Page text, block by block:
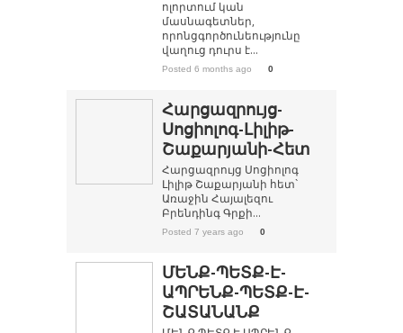
ոլորտում կան
մասնագետներ,
որոնցգործունեությունը
վաղուց դուրս է...
Posted 6 months ago 0
Հարցազրույց-
Սոցիոլոգ-Լիլիթ-
Շաքարյանի-Հետ
Հարցազրույց Սոցիոլոգ
Լիլիթ Շաքարյանի հետ`
Առաջին Հայալեզու
Բրենդինգ Գրքի...
Posted 7 years ago 0
ՄԵՆՔ-ՊԵՏՔ-Է-
ԱՊՐԵՆՔ-ՊԵՏՔ-Է-
ՇԱՏԱՆԱՆՔ